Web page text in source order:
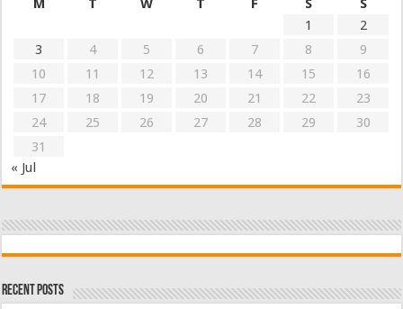
M
T W T F S
S
1
2
3
4 5 6 7 8
9
10
11 12 13 14 15
16
17
18 19 20 21 22
23
24
25 26 27 28 29
30
31
« Jul
Recent Posts